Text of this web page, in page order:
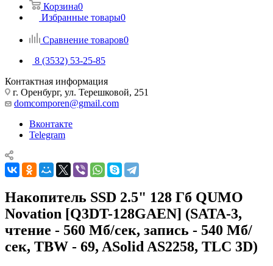
Корзина0
Избранные товары0
Сравнение товаров0
8 (3532) 53-25-85
Контактная информация
г. Оренбург, ул. Терешковой, 251
domcomporen@gmail.com
Вконтакте
Telegram
Накопитель SSD 2.5" 128 Гб QUMO
Novation [Q3DT-128GAEN] (SATA-3,
чтение - 560 Мб/сек, запись - 540 Мб/
сек, TBW - 69, ASolid AS2258, TLC 3D)